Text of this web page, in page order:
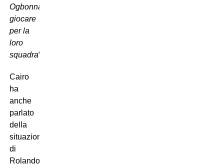
Ogbonna,
giocare
per la
loro
squadra“.
Cairo
ha
anche
parlato
della
situazione
di
Rolando